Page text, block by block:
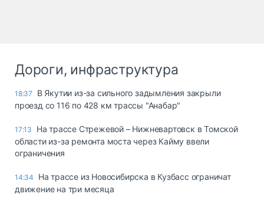
Дороги, инфраструктура
18:37
В Якутии из-за сильного задымления закрыли
проезд со 116 по 428 км трассы "Анабар"
17:13
На трассе Стрежевой – Нижневартовск в Томской
области из-за ремонта моста через Кайму ввели
ограничения
14:34
На трассе из Новосибирска в Кузбасс ограничат
движение на три месяца